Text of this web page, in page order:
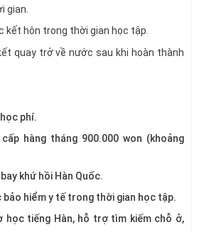
gian.
kết hôn trong thời gian học tập.
quay trở về nước sau khi hoàn thành
phí.
hàng tháng 900.000 won (khoảng
khứ hồi Hàn Quốc.
bảo hiểm y tế trong thời gian học tập.
học tiếng Hàn, hỗ trợ tìm kiếm chỗ ở,